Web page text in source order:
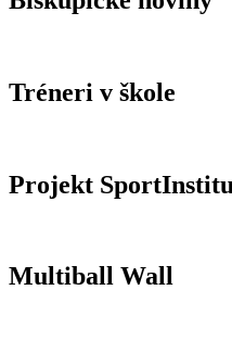
Tréneri v škole
Projekt
Multiball Wall